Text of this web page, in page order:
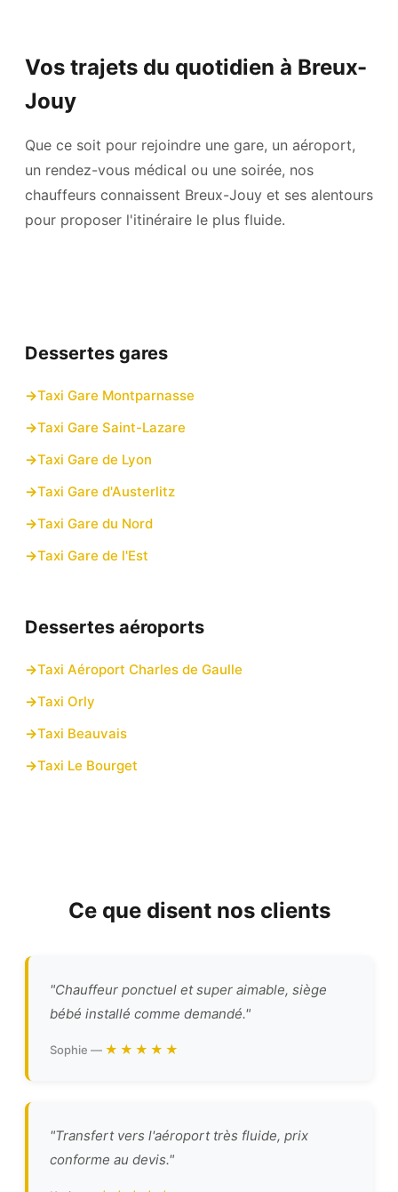
Vos trajets du quotidien à Breux-
Jouy
Que ce soit pour rejoindre une gare, un aéroport,
un rendez-vous médical ou une soirée, nos
chauffeurs connaissent Breux-Jouy et ses alentours
pour proposer l'itinéraire le plus fluide.
Dessertes gares
Taxi Gare Montparnasse
Taxi Gare Saint-Lazare
Taxi Gare de Lyon
Taxi Gare d'Austerlitz
Taxi Gare du Nord
Taxi Gare de l'Est
Dessertes aéroports
Taxi Aéroport Charles de Gaulle
Taxi Orly
Taxi Beauvais
Taxi Le Bourget
Ce que disent nos clients
"Chauffeur ponctuel et super aimable, siège
bébé installé comme demandé."
Sophie — ★★★★★
"Transfert vers l'aéroport très fluide, prix
conforme au devis."